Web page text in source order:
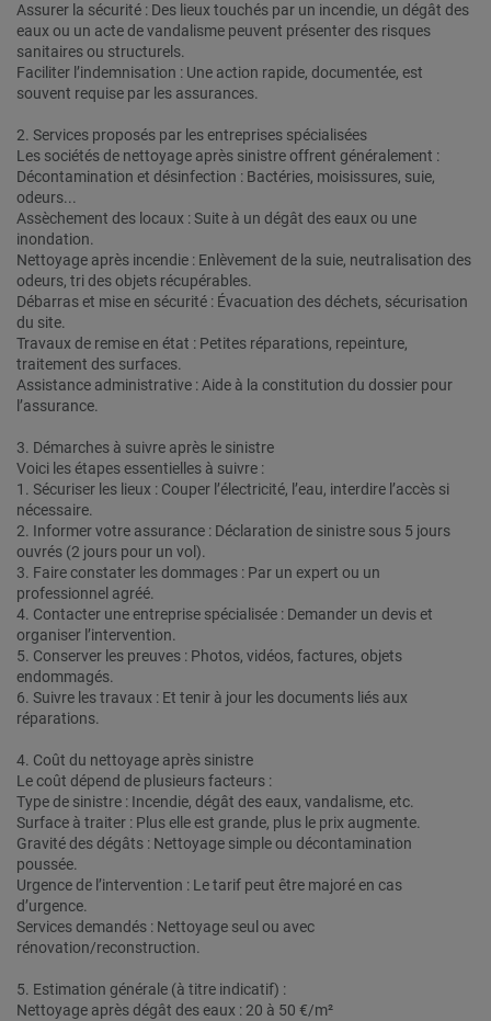
Assurer la sécurité : Des lieux touchés par un incendie, un dégât des
eaux ou un acte de vandalisme peuvent présenter des risques
sanitaires ou structurels.
Faciliter l’indemnisation : Une action rapide, documentée, est
souvent requise par les assurances.
2. Services proposés par les entreprises spécialisées
Les sociétés de nettoyage après sinistre offrent généralement :
Décontamination et désinfection : Bactéries, moisissures, suie,
odeurs...
Assèchement des locaux : Suite à un dégât des eaux ou une
inondation.
Nettoyage après incendie : Enlèvement de la suie, neutralisation des
odeurs, tri des objets récupérables.
Débarras et mise en sécurité : Évacuation des déchets, sécurisation
du site.
Travaux de remise en état : Petites réparations, repeinture,
traitement des surfaces.
Assistance administrative : Aide à la constitution du dossier pour
l’assurance.
3. Démarches à suivre après le sinistre
Voici les étapes essentielles à suivre :
1. Sécuriser les lieux : Couper l’électricité, l’eau, interdire l’accès si
nécessaire.
2. Informer votre assurance : Déclaration de sinistre sous 5 jours
ouvrés (2 jours pour un vol).
3. Faire constater les dommages : Par un expert ou un
professionnel agréé.
4. Contacter une entreprise spécialisée : Demander un devis et
organiser l’intervention.
5. Conserver les preuves : Photos, vidéos, factures, objets
endommagés.
6. Suivre les travaux : Et tenir à jour les documents liés aux
réparations.
4. Coût du nettoyage après sinistre
Le coût dépend de plusieurs facteurs :
Type de sinistre : Incendie, dégât des eaux, vandalisme, etc.
Surface à traiter : Plus elle est grande, plus le prix augmente.
Gravité des dégâts : Nettoyage simple ou décontamination
poussée.
Urgence de l’intervention : Le tarif peut être majoré en cas
d’urgence.
Services demandés : Nettoyage seul ou avec
rénovation/reconstruction.
5. Estimation générale (à titre indicatif) :
Nettoyage après dégât des eaux : 20 à 50 €/m²